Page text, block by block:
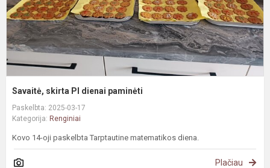
Savaitė, skirta PI dienai paminėti
Paskelbta: 2025-03-17
Kategorija: Renginiai
Kovo 14-oji paskelbta Tarptautine matematikos diena.
Plačiau